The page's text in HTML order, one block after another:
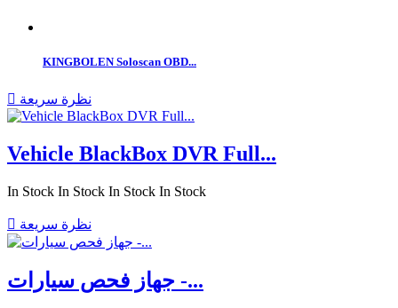
KINGBOLEN Soloscan OBD...
 نظرة سريعة
Vehicle BlackBox DVR Full...
In Stock In Stock In Stock In Stock
 نظرة سريعة
جهاز فحص سيارات -...